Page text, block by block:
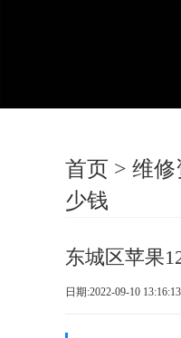
首页 > 维修
少钱
东城区苹果
日期:2022-09-10